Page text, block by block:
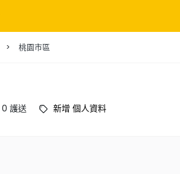
桃園市區
0 護送 新增 個人資料